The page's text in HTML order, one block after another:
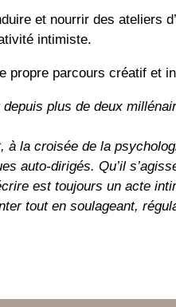
et nourrir des ateliers
intimiste.
propre parcours créatif et
plus de deux
à la croisée de la
auto-dirigés. Qu’il
est toujours un acte
tout en soulageant,